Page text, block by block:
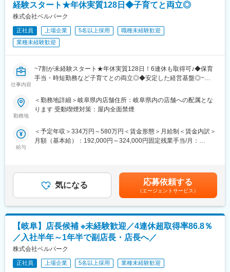
月額8万円（年額96万円）の資格手当を追加支給！
※試験の合格率・保有率はともに約90％
※会社をあげて合格までしっかりサポートします
・育休取得率約95％／復帰率は89.1％！
・保育園に預けて復職した場合⇒保育手当を支給（3歳まで）
・お子さんが4歳に達するまで時短勤務可
・時短とフルタイムをミックスして使えます『慣らしフルタイム
制度』あり
・7割が未経験スタート★
https://www.vorkers.com/hatarakigai/vol_104
・実際に活躍中の社員の声もCheck
（2）教える立場の先輩社員の7割が未経験スタートなので、入社
時の不安な気持ちはよく理解できます。だから、あなたが安心で
ん、先輩ともいい関係を築いていけるのがベルパークの魅力のひ
とつ。困った時はすぐに相談し合えて、互いに高め合いながら成
月額8万円（年額96万円）の資格手当を追加支給！
■認定資格取得
1．エグゼクティブディレクター：8万円
2．ショップエキスパート/ショップディレクター：6万円
3．チーフアドバイザー：3万円
4．アドバイザー：1万円
※試験の合格率・保有率はともに約90％
※会社をあげて合格までしっかりサポートします
経験スタート★年休実質128日◆子育てと両立◎
株式会社ベルパーク
正社員 上場企業 5名以上採用
職種未経験歓迎
業種未経験歓迎
仕事内容
~7割が未経験スタート★年休実質128日！6連休も取得可♪◆保育
手当・時短勤務など子育てとの両立◎◆安定した経営基盤◎~
■職務内容：
当社直営のソフトバンクショップで、お客様の受付対応、携帯電
※チームでコミュニケーションを取りながら仕事に取り組んで頂き
ます。
◇店頭ディスプレイづくり
◇店内イベントの企画・実施 など
■研修体制充実♪
・7割が未経験スタート★
教える立場の先輩社員の7割が未経験スタートなので、入社時の不
安な気持ちはよく理解できます。
あなたが安心できるようしっかりとフォローします！同期入社の
仲間はもちろん、先輩ともいい関係を築いていけるのがベルパー
クの魅力のひとつ。
勤務地
＜勤務地詳細＞岐阜県内店舗住所：岐阜県内の店舗への配属とな
ります 受動喫煙対策：屋内全面禁煙
給与
＜予定年収＞334万円～580万円＜賃金形態＞月給制＜賃金内訳＞
月額（基本給）：192,000円～324,000円固定残業手当/月：
トバンク認定資格を取得すると資格手当が追加支給されます。※上
記月収・年収はみなし残業手当含む加えた金額です。賞与：年2回
（6・12月）・昇給：年1回賞与とは別にインセンティブや特別賞
与も支給実績あり（2024年は30万円の追加支給を実施）賃金はあ
くまでも目安の金額であり、選考を通じて上下する可能性があり
ます。月給(月額)は固定手当を含めた表記です。
気になる 応募依頼する
（エージェントサービス）
【岐阜】店長候補 ※未経験歓迎／4連休超取得率86.8％
／入社半年～1年半で副店長・店長へ／
株式会社ベルパーク
正社員 上場企業 5名以上採用 業種未経験歓迎